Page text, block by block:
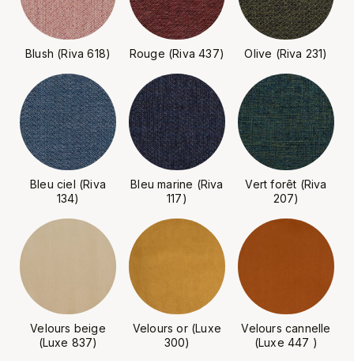
Blush (Riva 618) Rouge (Riva 437) Olive (Riva 231)
Bleu ciel (Riva
134)
Bleu marine (Riva
117)
Vert forêt (Riva
207)
Velours beige
(Luxe 837)
Velours or (Luxe
300)
Velours cannelle
(Luxe 447 )